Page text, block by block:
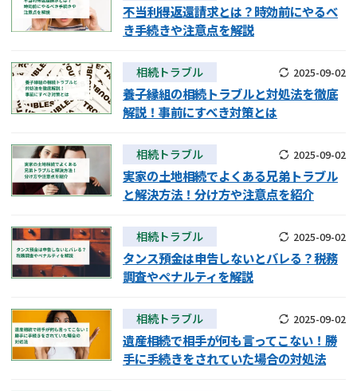
相続登記
相続手続き
贈与税
不動産評価(相続不動
産)
コラム
遺言
不動産の相続
調査・アンケート
相続登記
相続トラブル
調査・アンケート
死後手続き
不当利得返還請求とは？時効前にやるべ
き手続きや注意点を解説
相続トラブル 2025-09-02
養子縁組の相続トラブルと対処法を徹底
解説！事前にすべき対策とは
相続トラブル 2025-09-02
実家の土地相続でよくある兄弟トラブル
と解決方法！分け方や注意点を紹介
相続トラブル 2025-09-02
タンス預金は申告しないとバレる？税務
調査やペナルティを解説
相続トラブル 2025-09-02
遺産相続で相手が何も言ってこない！勝
手に手続きをされていた場合の対処法